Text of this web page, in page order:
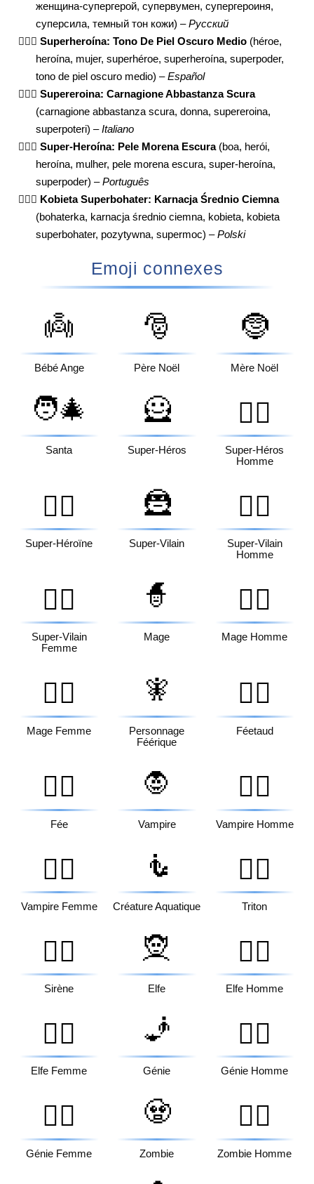
женщина-супергерой, супервумен, супергероиня,
суперсила, темный тон кожи) –Русский
🦸🏾‍♀️ Superheroína: Tono De Piel Oscuro Medio (héroe,
heroína, mujer, superhéroe, superheroína, superpoder,
tono de piel oscuro medio) –Español
🦸🏾‍♀️ Supereroina: Carnagione Abbastanza Scura
(carnagione abbastanza scura, donna, supereroina,
superpoteri) –Italiano
🦸🏾‍♀️ Super-Heroína: Pele Morena Escura(boa, herói,
heroína, mulher, pele morena escura, super-heroína,
superpoder) –Português
🦸🏾‍♀️ Kobieta Superbohater: Karnacja Średnio Ciemna
(bohaterka, karnacja średnio ciemna, kobieta, kobieta
superbohater, pozytywna, supermoc) –Polski
Emoji connexes
👼
Bébé Ange
🎅
Père Noël
🤶
Mère Noël
🧑‍🎄
Santa
🦸
Super-Héros
🦸‍♂️
Super-Héros
Homme
🦸‍♀️
Super-Héroïne
🦹
Super-Vilain
🦹‍♂️
Super-Vilain
Homme
🦹‍♀️
Super-Vilain
Femme
🧙
Mage
🧙‍♂️
Mage Homme
🧙‍♀️
Mage Femme
🧚
Personnage
Féérique
🧚‍♂️
Féetaud
🧚‍♀️
Fée
🧛
Vampire
🧛‍♂️
Vampire Homme
🧛‍♀️
Vampire Femme
🧜
Créature Aquatique
🧜‍♂️
Triton
🧜‍♀️
Sirène
🧝
Elfe
🧝‍♂️
Elfe Homme
🧝‍♀️
Elfe Femme
🧞
Génie
🧞‍♂️
Génie Homme
🧞‍♀️
Génie Femme
🧟
Zombie
🧟‍♂️
Zombie Homme